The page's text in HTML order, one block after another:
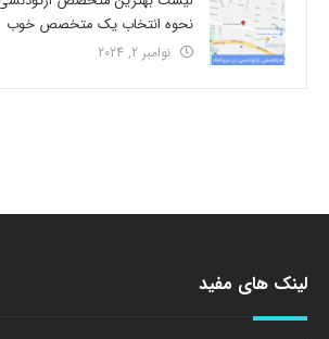
نحوه انتخاب یک متخصص خوب
نوامبر 2, 2024
لینک های مفید